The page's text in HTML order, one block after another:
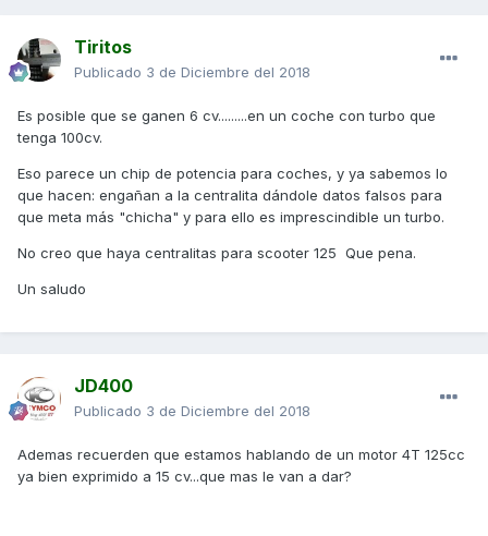
Tiritos
Publicado 3 de Diciembre del 2018
Es posible que se ganen 6 cv.........en un coche con turbo que
tenga 100cv.
Eso parece un chip de potencia para coches, y ya sabemos lo
que hacen: engañan a la centralita dándole datos falsos para
que meta más "chicha" y para ello es imprescindible un turbo.
No creo que haya centralitas para scooter 125 Que pena.
Un saludo
JD400
Publicado 3 de Diciembre del 2018
Ademas recuerden que estamos hablando de un motor 4T 125cc
ya bien exprimido a 15 cv...que mas le van a dar?